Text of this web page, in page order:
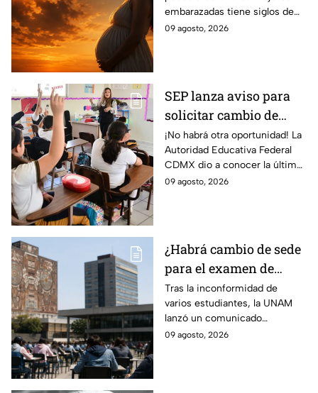
sigue vigente
embarazadas tiene siglos de
historia; pero ¿de dónde
09 agosto, 2026
SEP lanza aviso para
solicitar cambio de
escuela o turno en
primaria y secundaria
de CDMX
¡No habrá otra oportunidad! La
Autoridad Educativa Federal
CDMX dio a conocer la última
fecha para solicitar cambio de
09 agosto, 2026
¿Habrá cambio de sede
para el examen de
control? La UNAM
aclara su postura tras
inconformidad de
aspirantes
Tras la inconformidad de
varios estudiantes, la UNAM
lanzó un comunicado
aclarando si habrá cambio de
09 agosto, 2026